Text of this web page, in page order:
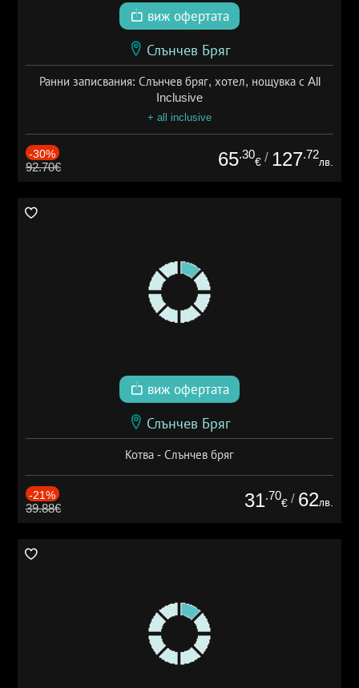
виж офертата
Слънчев Бряг
Ранни записвания: Слънчев бряг, хотел, нощувка с All
Inclusive
+ all inclusive
-30%
92.70€ 65.30
€ / 127.72
лв.
виж офертата
Слънчев Бряг
Котва - Слънчев бряг
-21%
39.88€ 31.70
€ / 62лв.